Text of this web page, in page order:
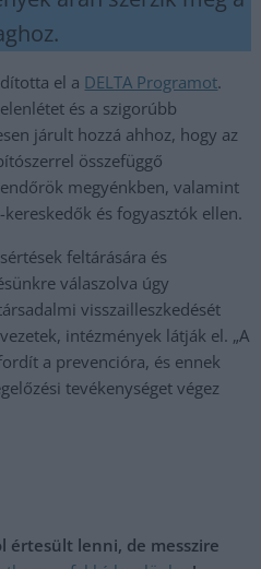
el a DELTA Programot.
és a szigorúbb
járult hozzá ahhoz, hogy az
összefüggő
megyénkben, valamint
és fogyasztók ellen.
feltárására és
válaszolva úgy
visszailleszkedését
intézmények látják el. „A
a prevencióra, és ennek
tevékenységet végez
értesült lenni, de messzire